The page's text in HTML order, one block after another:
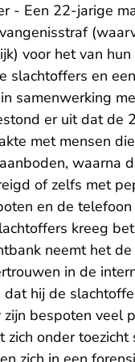
- Een 22-jarige
voor het van hun
slachtoffers en
samenwerking
er uit dat de
met mensen
waarna
of zelfs met
en de
kreeg
neemt het
in de
dat hij de
bespoten veel
zich onder